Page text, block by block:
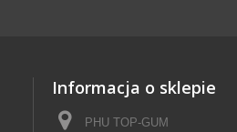
Informacja o sklepie
PHU TOP-GUM